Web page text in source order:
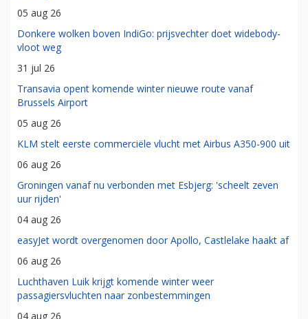
05 aug 26
Donkere wolken boven IndiGo: prijsvechter doet widebody-
vloot weg
31 jul 26
Transavia opent komende winter nieuwe route vanaf
Brussels Airport
05 aug 26
KLM stelt eerste commerciële vlucht met Airbus A350-900 uit
06 aug 26
Groningen vanaf nu verbonden met Esbjerg: 'scheelt zeven
uur rijden'
04 aug 26
easyJet wordt overgenomen door Apollo, Castlelake haakt af
06 aug 26
Luchthaven Luik krijgt komende winter weer
passagiersvluchten naar zonbestemmingen
04 aug 26